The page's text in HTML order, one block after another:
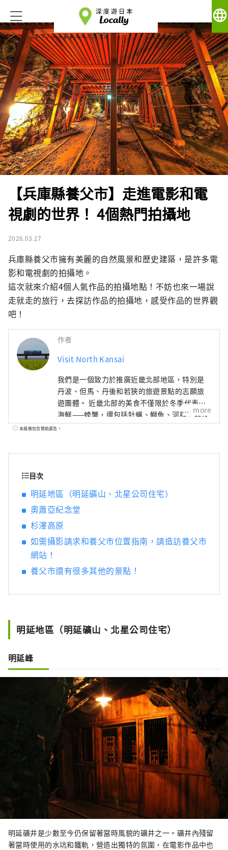
language
【兵庫縣養父市】走進電影和電
視劇的世界！ 4個熱門拍攝地
2026.03.17
兵庫縣養父市擁有美麗的自然風景和歷史建築，是許多電
影和電視劇的拍攝地。
這次就來介紹4個人氣作品的拍攝地點！不妨也來一場說
走就走的旅行，去探訪作品的拍攝地，感受作品的世界觀
吧！
作者
Visit North Kansai
我們是一個致力於推廣近畿北部地區，特別是
丹波、但馬、丹後和若狹的旅遊景點的志願旅
遊團體。 近畿北部的美食不僅限於冬季代表性
海鮮——螃蟹，還包括牡蠣、鰤魚、河豚，以及
夏季的美味，如海蛤、岩蠔、白魷魚。山區特
more
本服務包含贊助廣告。
目次
明延地區（明延礦山、北星公司住宅）
奧蕭亞紀念堂
杉澤高原
如需攝影請求和養父市位置指南，請造訪養父市
網站！
養父市還有很多其他的景點！
明延地區（明延礦山、北星公司住宅）
明延峰
明延礦井是少數至今仍保留著當時風貌的礦井之一。礦井內殘留
著當時使用的水坑和鐵軌，營造出獨特的氛圍，在電影作品中也